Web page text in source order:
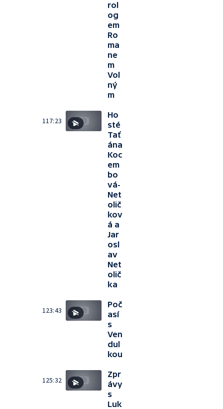
rol
og
em
Ro
ma
ne
m
Vol
ný
m
117:23
Ho
sté
Tať
ána
Koc
em
bo
vá-
Net
olič
kov
á a
Jar
osl
av
Net
olič
ka
123:43
Poč
así
s
Ven
dul
kou
125:32
Zpr
ávy
s
Luk